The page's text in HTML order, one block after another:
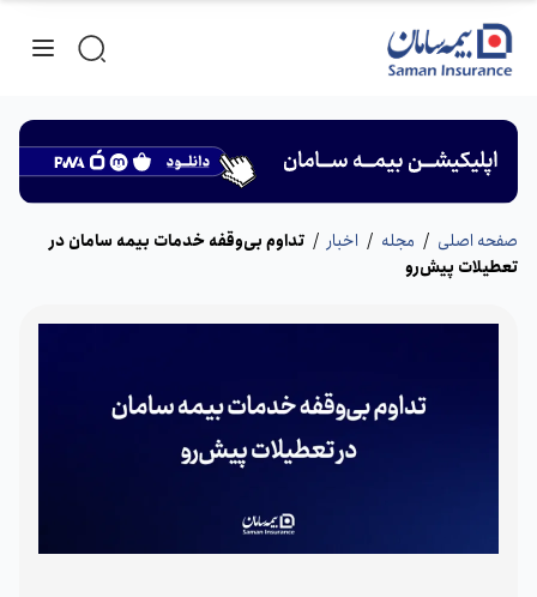
صفحه اصلی / مجله / اخبار / تداوم بی‌‌وقفه خدمات بیمه سامان در
تعطیلات پیش‌رو